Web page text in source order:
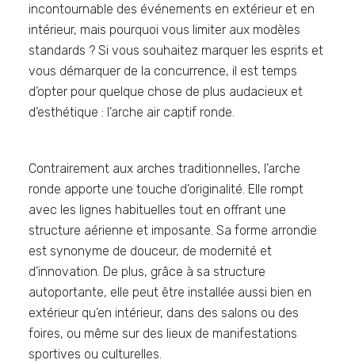
incontournable des événements en extérieur et en
intérieur, mais pourquoi vous limiter aux modèles
standards ? Si vous souhaitez marquer les esprits et
vous démarquer de la concurrence, il est temps
d’opter pour quelque chose de plus audacieux et
d’esthétique : l’arche air captif ronde.
Contrairement aux arches traditionnelles, l’arche
ronde apporte une touche d’originalité. Elle rompt
avec les lignes habituelles tout en offrant une
structure aérienne et imposante. Sa forme arrondie
est synonyme de douceur, de modernité et
d’innovation. De plus, grâce à sa structure
autoportante, elle peut être installée aussi bien en
extérieur qu’en intérieur, dans des salons ou des
foires, ou même sur des lieux de manifestations
sportives ou culturelles.